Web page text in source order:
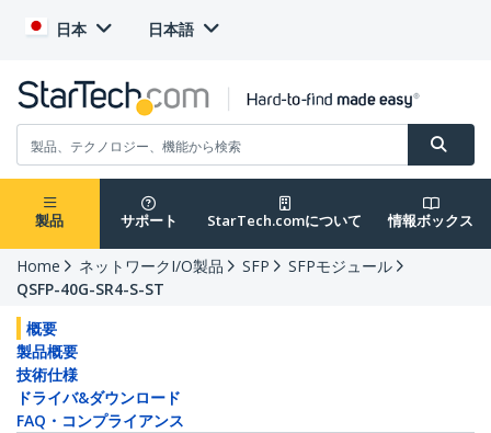
日本 日本語
製品 サポート StarTech.comについて 情報ボックス
Home ネットワークI/O製品 SFP
SFPモジュール
QSFP-40G-SR4-S-ST
概要
製品概要
技術仕様
ドライバ&ダウンロード
FAQ・コンプライアンス